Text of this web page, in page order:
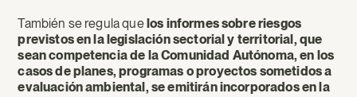
También se regula quelos informes sobre riesgos
previstos en la legislación sectorial y territorial, que
sean competencia de la Comunidad Autónoma, en los
casos de planes, programas o proyectos sometidos a
evaluación ambiental, se emitirán incorporados en la